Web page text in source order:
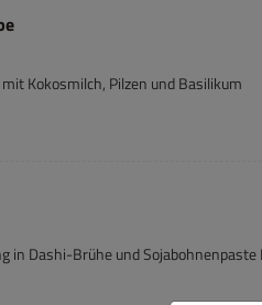
Kokosmilch, Pilzen und Basilikum
in Dashi-Brühe und Sojabohnenpaste